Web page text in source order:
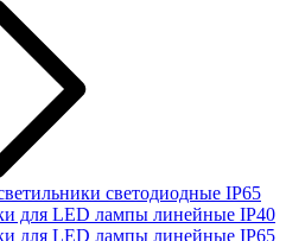
светодиодные IP65
для LED лампы линейные IP40
для LED лампы линейные IP65